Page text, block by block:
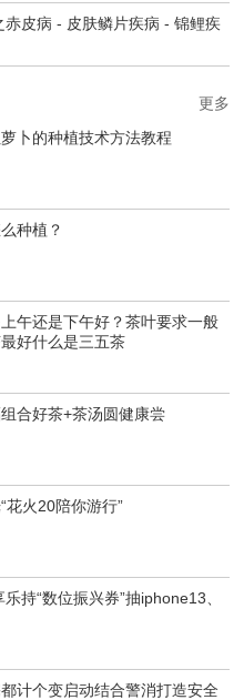
皮病 - 皮肤鳞片疾病 - 锦鲤疾
卜的种植技术方法教程
种植？
午还是下午好？茶叶要求一般
好什么是三五茶
合好茶+茶汤圆健康尝
花火20陪你游行”
持“数位振兴券”抽iphone13、
计个变启动结合警消打造安全
更多